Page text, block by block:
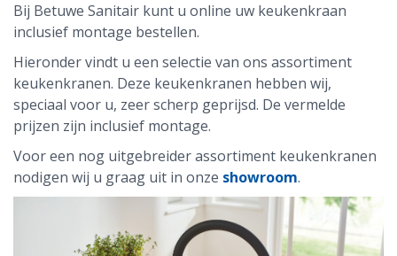
Bij Betuwe Sanitair kunt u online uw keukenkraan
inclusief montage bestellen.
Hieronder vindt u een selectie van ons assortiment
keukenkranen. Deze keukenkranen hebben wij,
speciaal voor u, zeer scherp geprijsd. De vermelde
prijzen zijn inclusief montage.
Voor een nog uitgebreider assortiment keukenkranen
nodigen wij u graag uit in onze showroom.